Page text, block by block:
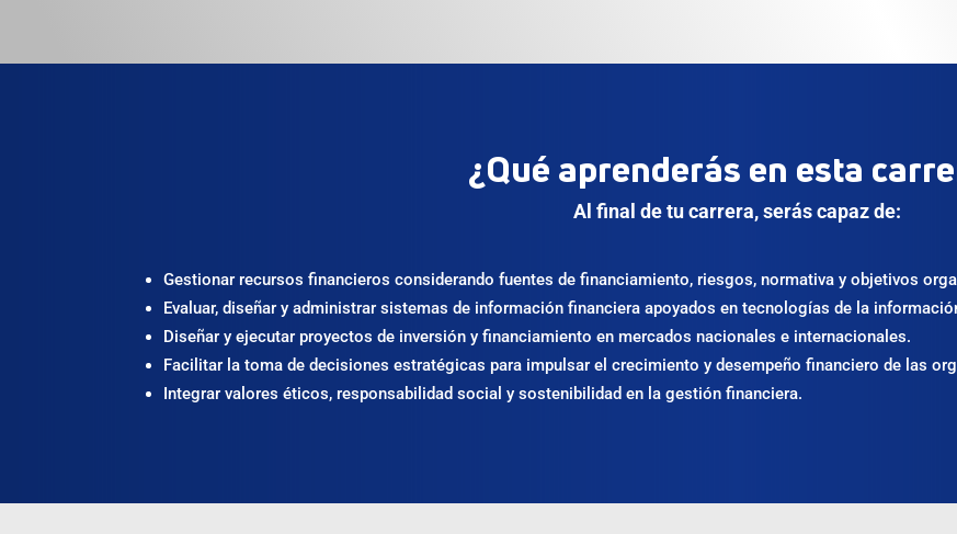
¿Qué aprenderás en esta
Al final de tu carrera, serás capaz de:
Gestionar recursos financieros considerando fuentes de financiamiento, riesgos, normativa y objetivos
Evaluar, diseñar y administrar sistemas de información financiera apoyados en tecnologías de la
Diseñar y ejecutar proyectos de inversión y financiamiento en mercados nacionales e internacionales.
Facilitar la toma de decisiones estratégicas para impulsar el crecimiento y desempeño financiero de las
Integrar valores éticos, responsabilidad social y sostenibilidad en la gestión financiera.